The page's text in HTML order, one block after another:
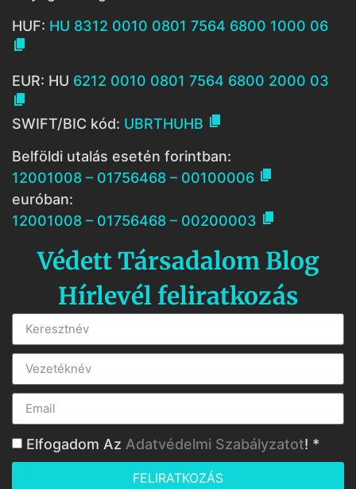
HUF: HU 8312 0010 0801 7564 6800 1000 06

EUR: HU 6212 0010 0801 7564 6800 2000 03

SWIFT/BIC kód: UBRTHUHB 
Belföldi utalás esetén forintban:
12001008 – 01756468 – 00100006 
euróban:
12001008 – 01756468 – 00200003 
Védett Társadalom Blog
Hírlevél feliratkozás
Elfogadom Az Adatvédelmi Szabályzatot! *
FELIRATKOZÁS